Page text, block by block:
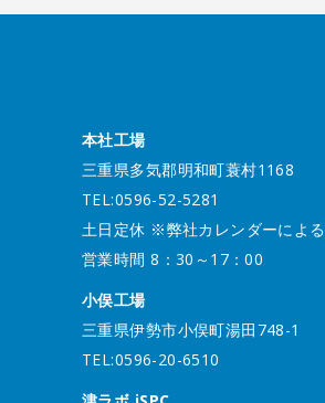
本社工場
三重県多気郡明和町蓑村1168
TEL:0596-52-5281
土日定休 ※弊社カレンダーによる
営業時間 8：30～17：00
小俣工場
三重県伊勢市小俣町湯田748-1
TEL:0596-20-6510